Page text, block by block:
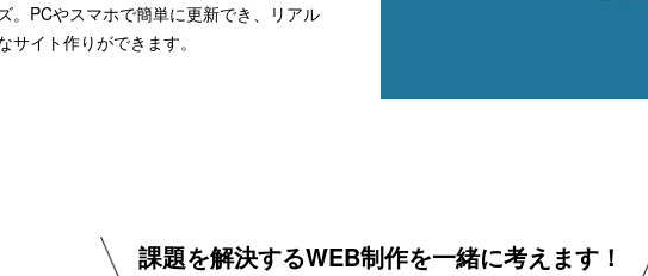
。PCやスマホで簡単に更新でき、リアル
サイト作りができます。
課題を解決するWEB制作を一緒に考えます！